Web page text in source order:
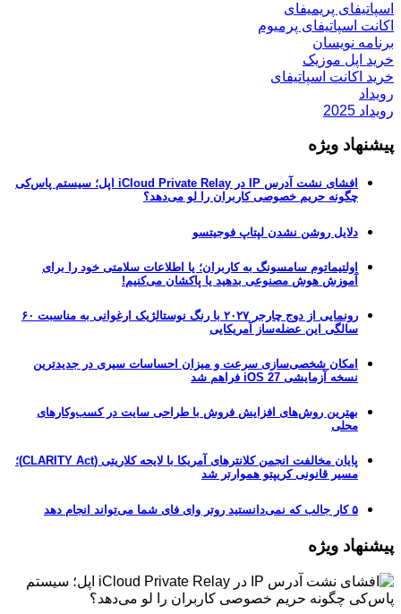
اسپاتیفای پریمیفای
اکانت اسپاتیفای پرمیوم
برنامه نویسان
خرید اپل موزیک
خرید اکانت اسپاتیفای
رویداد
رویداد 2025
پیشنهاد ویژه
افشای نشت آدرس IP در iCloud Private Relay اپل؛ سیستم پاس‌کی
چگونه حریم خصوصی کاربران را لو می‌دهد؟
دلایل روشن نشدن لپتاپ فوجیتسو
اولتیماتوم سامسونگ به کاربران؛ یا اطلاعات سلامتی خود را برای
آموزش هوش مصنوعی بدهید یا پاکشان می‌کنیم!
رونمایی از دوج چارجر ۲۰۲۷ با رنگ نوستالژیک ارغوانی به مناسبت ۶۰
سالگی این عضله‌ساز آمریکایی
امکان شخصی‌سازی سرعت و میزان احساسات سیری در جدیدترین
نسخه آزمایشی iOS 27 فراهم شد
بهترین روش‌های افزایش فروش با طراحی سایت در کسب‌وکارهای
محلی
پایان مخالفت انجمن کلانترهای آمریکا با لایحه کلاریتی (CLARITY Act)؛
مسیر قانونی کریپتو هموارتر شد
۵ کار جالب که نمی‌دانستید روتر وای فای شما می‌تواند انجام دهد
پیشنهاد ویژه